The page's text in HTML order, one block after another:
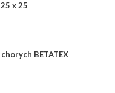
x 25
BETATEX